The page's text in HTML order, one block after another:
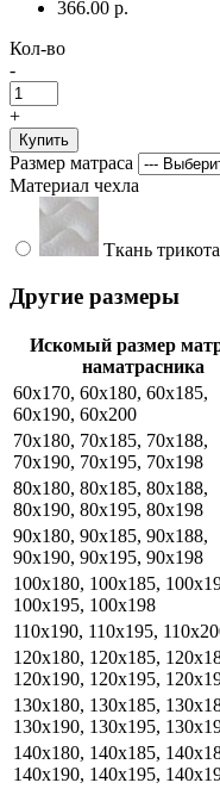
366.00 р.
Кол-во
-
+
Купить
Размер матраса
Материал чехла
Ткань
Другие размеры
Искомый размер
наматрасника
60x170, 60x180, 60x185,
60x190, 60x200
70x180, 70x185, 70x188,
70x190, 70x195, 70x198
80x180, 80x185, 80x188,
80x190, 80x195, 80x198
90x180, 90x185, 90x188,
90x190, 90x195, 90x198
100x180, 100x185,
100x195, 100x198
110x190, 110x195,
120x180, 120x185,
120x190, 120x195,
130x180, 130x185,
130x190, 130x195,
140x180, 140x185,
140x190, 140x195,